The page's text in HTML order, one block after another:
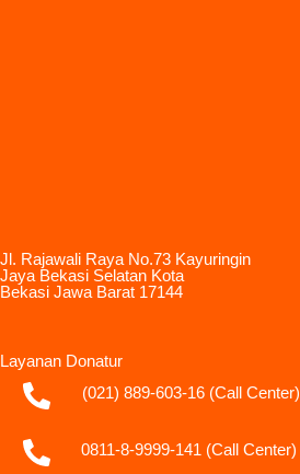
Jl. Rajawali Raya No.73 Kayuringin
Jaya Bekasi Selatan Kota
Bekasi Jawa Barat 17144
Layanan Donatur
(021) 889-603-16(Call Center)
0811-8-9999-141 (Call Center)